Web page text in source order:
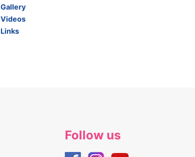
Gallery
Videos
Links
Follow us